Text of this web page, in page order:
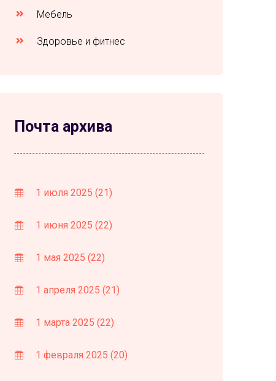
Мебель
Здоровье и фитнес
Почта архива
1 июля 2025 (21)
1 июня 2025 (22)
1 мая 2025 (22)
1 апреля 2025 (21)
1 марта 2025 (22)
1 февраля 2025 (20)